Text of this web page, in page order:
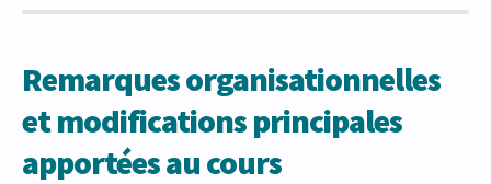
Remarques organisationnelles
et modifications principales
apportées au cours